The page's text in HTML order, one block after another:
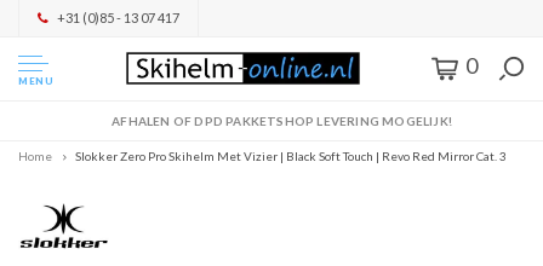
+31 (0)85 - 13 07 417
MENU
0
AFHALEN OF DPD PAKKETSHOP LEVERING MOGELIJK!
Home Slokker Zero Pro Skihelm Met Vizier | Black Soft Touch | Revo Red Mirror Cat. 3